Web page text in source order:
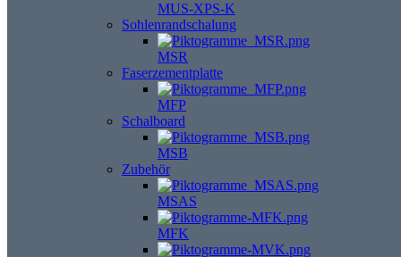
MUS-XPS-K
Sohlenrandschalung
MSR
Faserzementplatte
MFP
Schalboard
MSB
Zubehör
MSAS
MFK